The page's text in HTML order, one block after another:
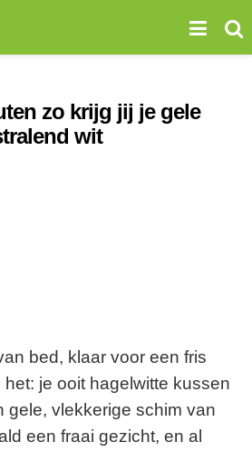
zo krijg jij je gele
wit
bed, klaar voor een fris
je ooit hagelwitte kussen
gele, vlekkerige schim van
een fraai gezicht, en al